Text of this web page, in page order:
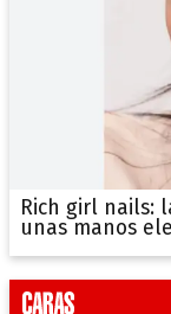
Rich girl nails:
unas manos